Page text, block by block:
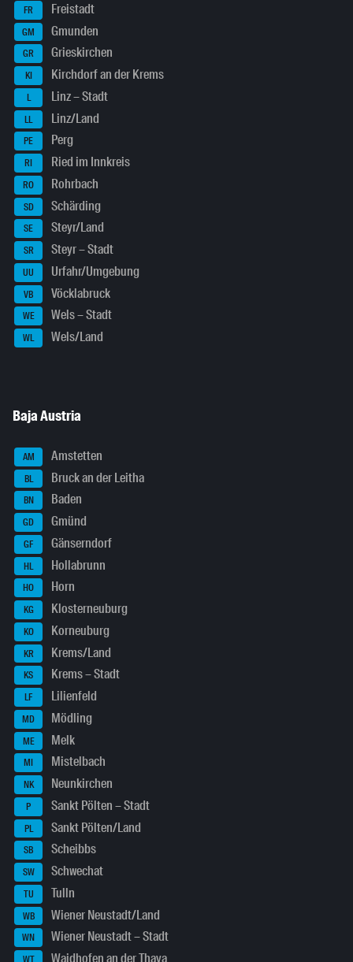
FR Freistadt
GM Gmunden
GR Grieskirchen
KI Kirchdorf an der Krems
L Linz – Stadt
LL Linz/Land
PE Perg
RI Ried im Innkreis
RO Rohrbach
SD Schärding
SE Steyr/Land
SR Steyr – Stadt
UU Urfahr/Umgebung
VB Vöcklabruck
WE Wels – Stadt
WL Wels/Land
Baja Austria
AM Amstetten
BL Bruck an der Leitha
BN Baden
GD Gmünd
GF Gänserndorf
HL Hollabrunn
HO Horn
KG Klosterneuburg
KO Korneuburg
KR Krems/Land
KS Krems – Stadt
LF Lilienfeld
MD Mödling
ME Melk
MI Mistelbach
NK Neunkirchen
P Sankt Pölten – Stadt
PL Sankt Pölten/Land
SB Scheibbs
SW Schwechat
TU Tulln
WB Wiener Neustadt/Land
WN Wiener Neustadt – Stadt